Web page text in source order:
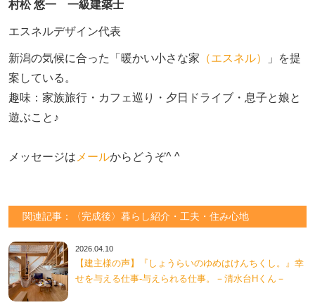
村松 悠一 一級建築士
エスネルデザイン代表
新潟の気候に合った「暖かい小さな家 （エスネル）
」を提
案している。
趣味：家族旅行・カフェ巡り・夕日ドライブ・息子と娘と
遊ぶこと♪
メッセージはメールからどうぞ^ ^
関連記事：〈完成後〉暮らし紹介・工夫・住み心地
2026.04.10
【建主様の声】『しょうらいのゆめはけんちくし。』幸
せを与える仕事-与えられる仕事。－清水台Hくん－